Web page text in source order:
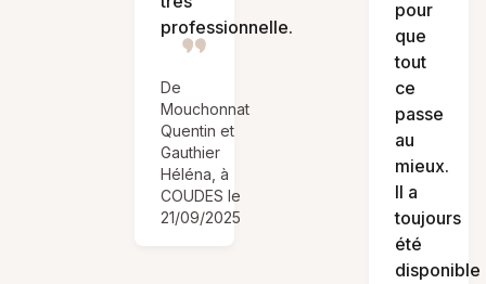
professionnelle.
De
Mouchonnat
Quentin et
Gauthier
Héléna, à
COUDES le
21/09/2025
pour
que
tout
ce
passe
au
mieux.
Il a
toujours
été
disponible